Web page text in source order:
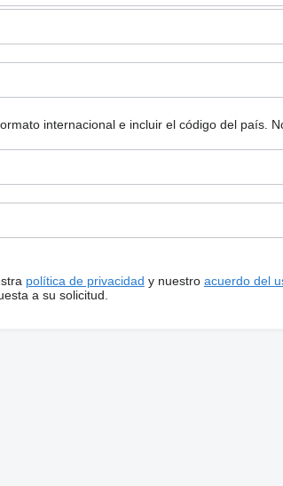
internacional e incluir el código del país.
política de privacidad y nuestro acuerdo del
a su solicitud.